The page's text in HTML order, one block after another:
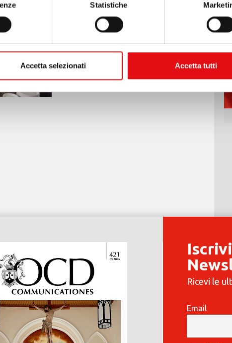
Statistiche
Accetta selezionati Accetta tutti
Ricevi le
Email